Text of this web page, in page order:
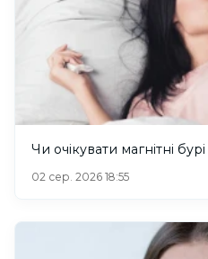
Чи очікувати магнітні
02 сер. 2026 18:55